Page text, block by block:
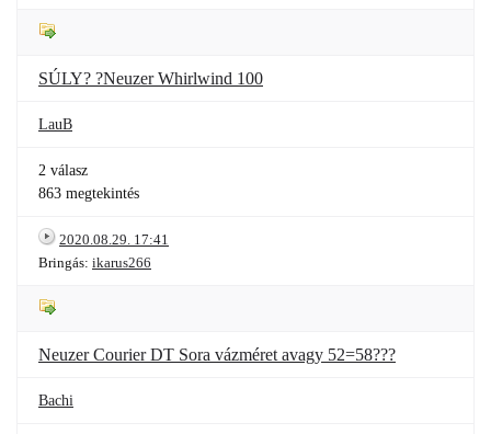
SÚLY? ?Neuzer Whirlwind 100
LauB
2 válasz
863 megtekintés
2020.08.29. 17:41
Bringás: ikarus266
Neuzer Courier DT Sora vázméret avagy 52=58???
Bachi